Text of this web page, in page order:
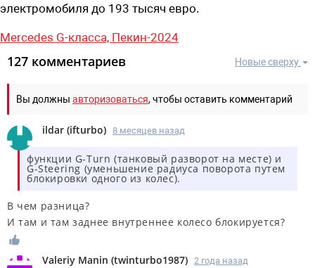
электромобиля до 193 тысяч евро.
Mercedes G-класса, Пекин-2024
Новые сверху
127 комментариев
Вы должны авторизоваться, чтобы оставить комментарий
ildar (ifturbo) 8 месяцев назад
функции G-Turn (танковый разворот на месте) и
G-Steering (уменьшение радиуса поворота путем
блокировки одного из колес).
В чем разница?
И там и там заднее внутреннее колесо блокируется?
Valeriy Manin (twinturbo1987) 2 года назад